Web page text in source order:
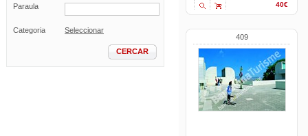
Paraula
Categoria Seleccionar
40€
409